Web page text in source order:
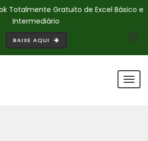
Totalmente Gratuito de Excel Básico e
Intermediário
BAIXE AQUI